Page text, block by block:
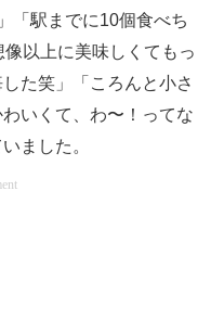
「駅までに10個食べち
以上に美味しくてもっ
た笑」「ころんと小さ
いくて、わ〜！ってな
ました。